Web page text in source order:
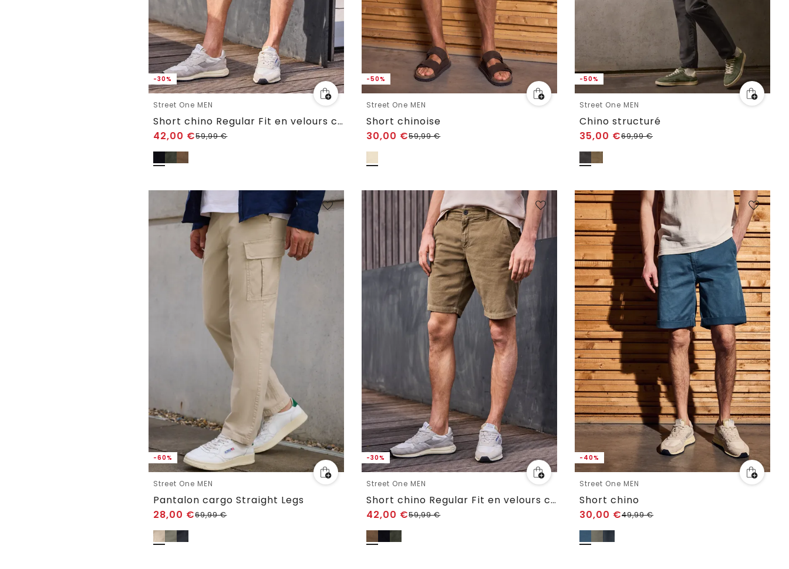
-30%
Street One MEN
Short chino Regular Fit en velours côtelé
42,00 €59,99€
-50%
Street One MEN
Short chinoise
30,00 €59,99€
-50%
Street One MEN
Chino structuré
35,00 €69,99€
-60%
Street One MEN
Pantalon cargo Straight Legs
28,00 €69,99€
-30%
Street One MEN
Short chino Regular Fit en velours côtelé
42,00 €59,99€
-40%
Street One MEN
Short chino
30,00 €49,99€